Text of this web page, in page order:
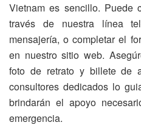
Vietnam es sencillo. Puede
través de nuestra línea
mensajería, o completar el
en nuestro sitio web.
foto de retrato y billete de
consultores dedicados lo
brindarán el apoyo
emergencia.